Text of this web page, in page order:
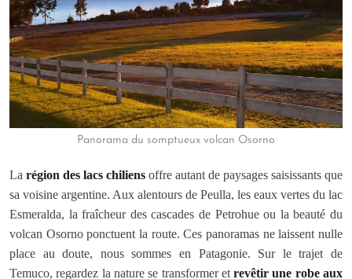
Panorama du somptueux volcan Osorno
La région des lacs chiliens offre autant de paysages saisissants que
sa voisine argentine. Aux alentours de Peulla, les eaux vertes du lac
Esmeralda, la fraîcheur des cascades de Petrohue ou la beauté du
volcan Osorno ponctuent la route. Ces panoramas ne laissent nulle
place au doute, nous sommes en Patagonie. Sur le trajet de
Temuco, regardez la nature se transformer etrevêtir une robe aux